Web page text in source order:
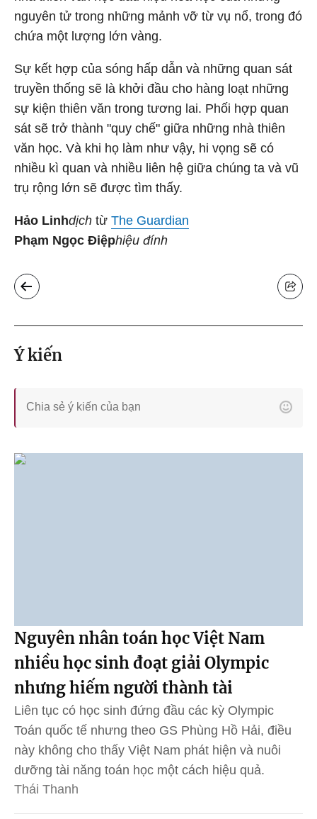
nguyên tử trong những mảnh vỡ từ vụ nổ, trong đó
chứa một lượng lớn vàng.
Sự kết hợp của sóng hấp dẫn và những quan sát
truyền thống sẽ là khởi đầu cho hàng loạt những
sự kiện thiên văn trong tương lai. Phối hợp quan
sát sẽ trở thành "quy chế" giữa những nhà thiên
văn học. Và khi họ làm như vậy, hi vọng sẽ có
nhiều kì quan và nhiều liên hệ giữa chúng ta và vũ
trụ rộng lớn sẽ được tìm thấy.
Hảo Linhdịch từ The Guardian
Phạm Ngọc Điệphiệu đính
Ý kiến
Nguyên nhân toán học Việt Nam
nhiều học sinh đoạt giải Olympic
nhưng hiếm người thành tài
Liên tục có học sinh đứng đầu các kỳ Olympic
Toán quốc tế nhưng theo GS Phùng Hồ Hải, điều
này không cho thấy Việt Nam phát hiện và nuôi
dưỡng tài năng toán học một cách hiệu quả.
Thái Thanh